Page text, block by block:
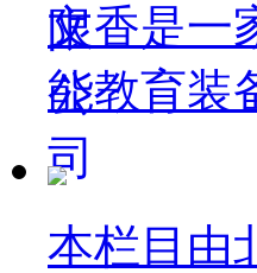
文香是一
能教育装
本栏目由